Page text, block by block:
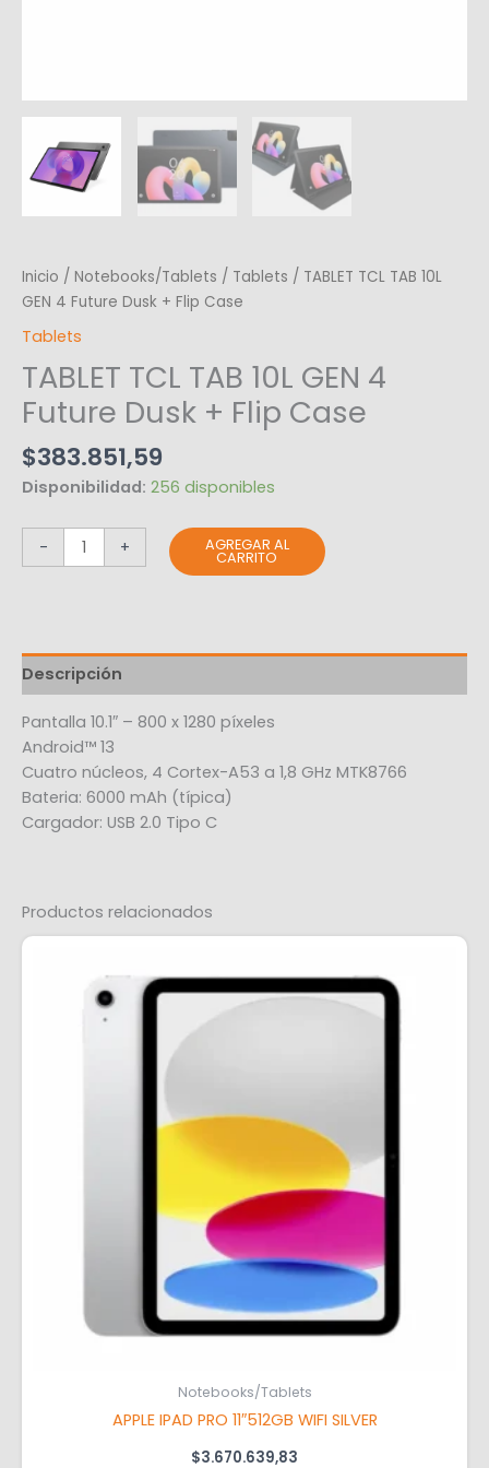
Inicio / Notebooks/Tablets / Tablets / TABLET TCL TAB 10L
GEN 4 Future Dusk + Flip Case
Tablets
TABLET TCL TAB 10L GEN 4
Future Dusk + Flip Case
$383.851,59
Disponibilidad: 256 disponibles
- + AGREGAR AL
CARRITO
Descripción
Pantalla 10.1″ – 800 x 1280 píxeles
Android™ 13
Cuatro núcleos, 4 Cortex-A53 a 1,8 GHz MTK8766
Bateria: 6000 mAh (típica)
Cargador: USB 2.0 Tipo C
Productos relacionados
Notebooks/Tablets
APPLE IPAD PRO 11″512GB WIFI SILVER
$3.670.639,83